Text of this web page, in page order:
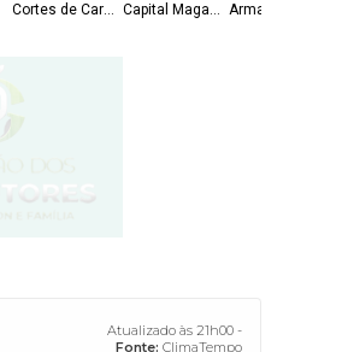
Cortes de Carne Capital MagazineArmazém Paraíba
Atualizado às 21h00 -
Fonte: ClimaTempo